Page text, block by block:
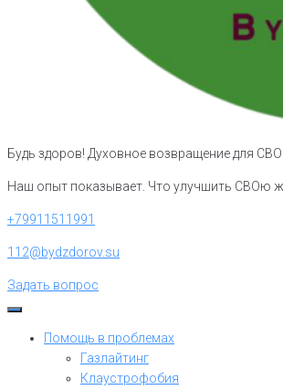
Будь здоров! Духовное возвращение для
Наш опыт показывает. Что улучшить СВОю
+79911511991
112@bydzdorov.su
Задать вопрос
Помощь в проблемах
Газлайтинг
Клаустрофобия